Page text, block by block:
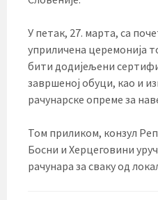
У петак, 27. марта, са
уприличена церемонија
бити додијељени
завршеној обуци, као и
рачунарске опреме за
Том приликом, конзул
Босни и Херцеговини
рачунара за сваку од